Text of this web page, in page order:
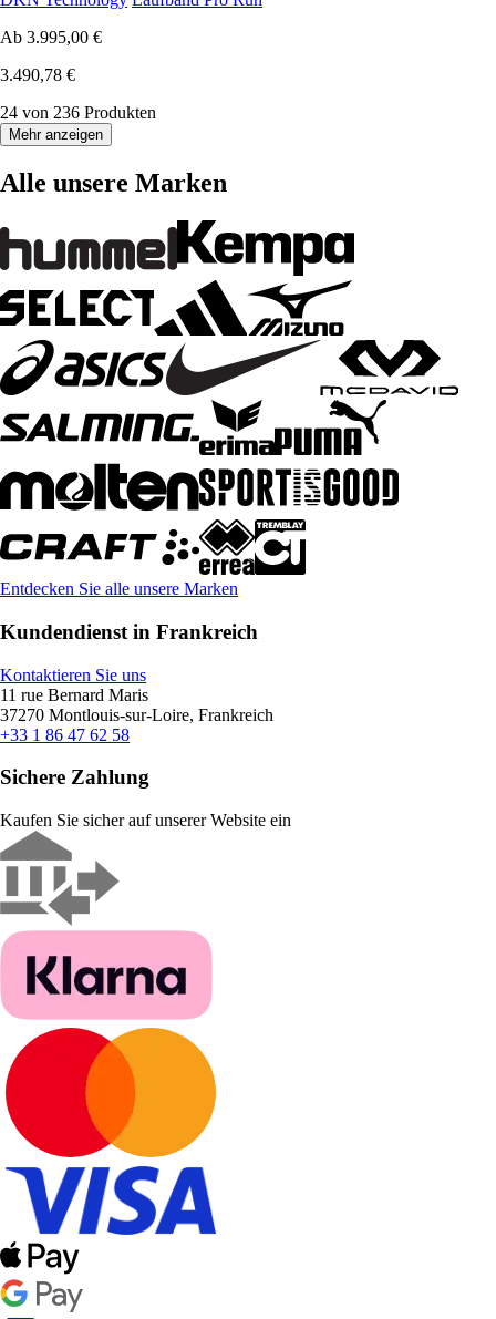
Ab 3.995,00 €
3.490,78 €
24 von 236 Produkten
Mehr anzeigen
Alle unsere Marken
Entdecken Sie alle unsere Marken
Kundendienst in Frankreich
Kontaktieren Sie uns
11 rue Bernard Maris
37270 Montlouis-sur-Loire, Frankreich
+33 1 86 47 62 58
Sichere Zahlung
Kaufen Sie sicher auf unserer Website ein